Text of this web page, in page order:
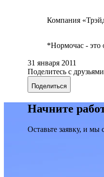
Компания
*Нормочас - это
31 января 2011
Поделитесь с
Поделиться
Начните
Оставьте заявку, и мы